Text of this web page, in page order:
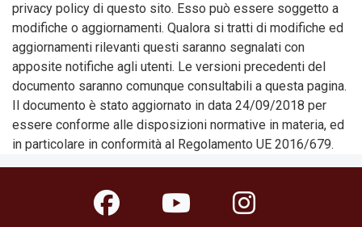
privacy policy di questo sito. Esso può essere soggetto a
modifiche o aggiornamenti. Qualora si tratti di modifiche ed
aggiornamenti rilevanti questi saranno segnalati con
apposite notifiche agli utenti. Le versioni precedenti del
documento saranno comunque consultabili a questa pagina.
Il documento è stato aggiornato in data 24/09/2018 per
essere conforme alle disposizioni normative in materia, ed
in particolare in conformità al Regolamento UE 2016/679.